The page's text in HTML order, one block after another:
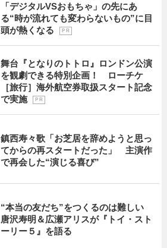
「デジタルVSおもちゃ」の先にあ
る“時が流れても変わらないもの”に目
頭が熱くなる
P R
舞台『となりのトトロ』ロンドン公演
を観劇できる特別企画！ ローチケ
［旅行］海外航空券取扱スタート記念
で実施
P R
鎮西寿々歌「お芝居を辞めようと思っ
てからの再スタートだった」 主演作
で再会した“演じる喜び”
“本当の友だち”をつくるのは難しい
唐沢寿明＆広瀬アリスが『トイ・スト
ーリー５』を語る